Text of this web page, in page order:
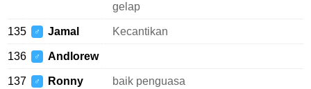
gelap
135 ♂ Jamal Kecantikan
136 ♂ Andlorew
137 ♂ Ronny baik penguasa